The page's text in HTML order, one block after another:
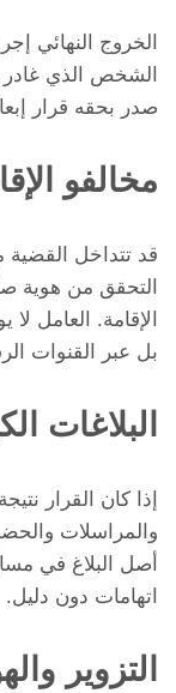
الخروج النهائي
الشخص الذي غادر
صدر بحقه قرار
مخالفو
قد تتداخل
التحقق من هوية
الإقامة. العامل
بل عبر القنوات
البلاغات
إذا كان القرار
والمراسلات
أصل البلاغ في
اتهامات دون دليل.
التزوير